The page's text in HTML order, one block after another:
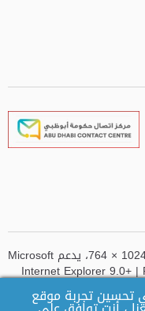
برعاية
أفضل عرض لهذا الموقع هو دقة الشاشة 1024 × 764، يدعم Microsoft
Internet Explorer 9.0+
تحسين تجربة موقع